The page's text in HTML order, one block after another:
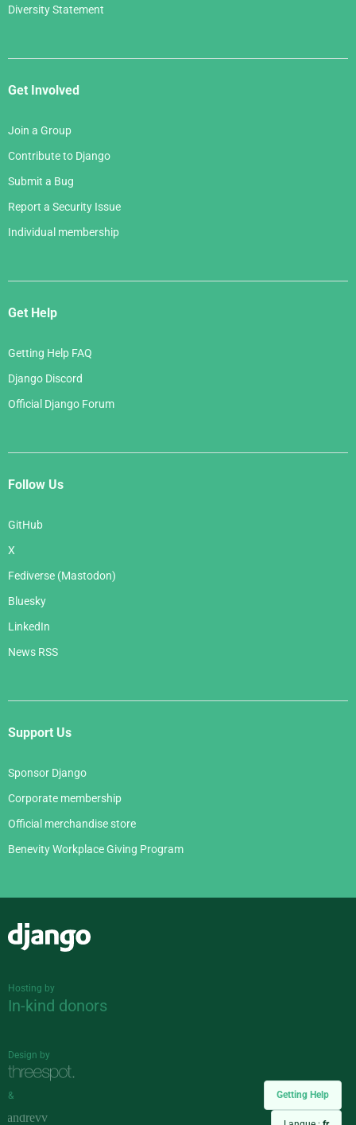
Getting Help
Diversity Statement
Get Involved
Join a Group
Contribute to Django
Submit a Bug
Report a Security Issue
Individual membership
Get Help
Getting Help FAQ
Django Discord
Official Django Forum
Follow Us
GitHub
X
Fediverse (Mastodon)
Bluesky
LinkedIn
News RSS
Support Us
Sponsor Django
Corporate membership
Official merchandise store
Benevity Workplace Giving Program
Hosting by
In-kind donors
Design by
&